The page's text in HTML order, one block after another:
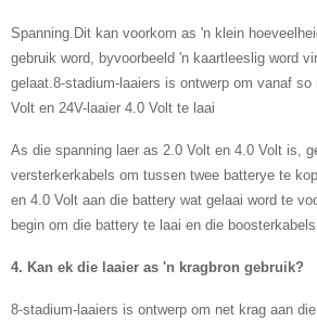
Spanning.Dit kan voorkom as 'n klein
gebruik word, byvoorbeeld 'n kaartleeslig word
gelaat.8-stadium-laaiers is ontwerp om vanaf so
Volt en 24V-laaier 4.0 Volt te laai
As die spanning laer as 2.0 Volt en 4.0 Volt is,
versterkerkabels om tussen twee batterye te
en 4.0 Volt aan die battery wat gelaai word te
begin om die battery te laai en die
4. Kan ek die laaier as 'n kragbron gebruik?
8-stadium-laaiers is ontwerp om net krag aan